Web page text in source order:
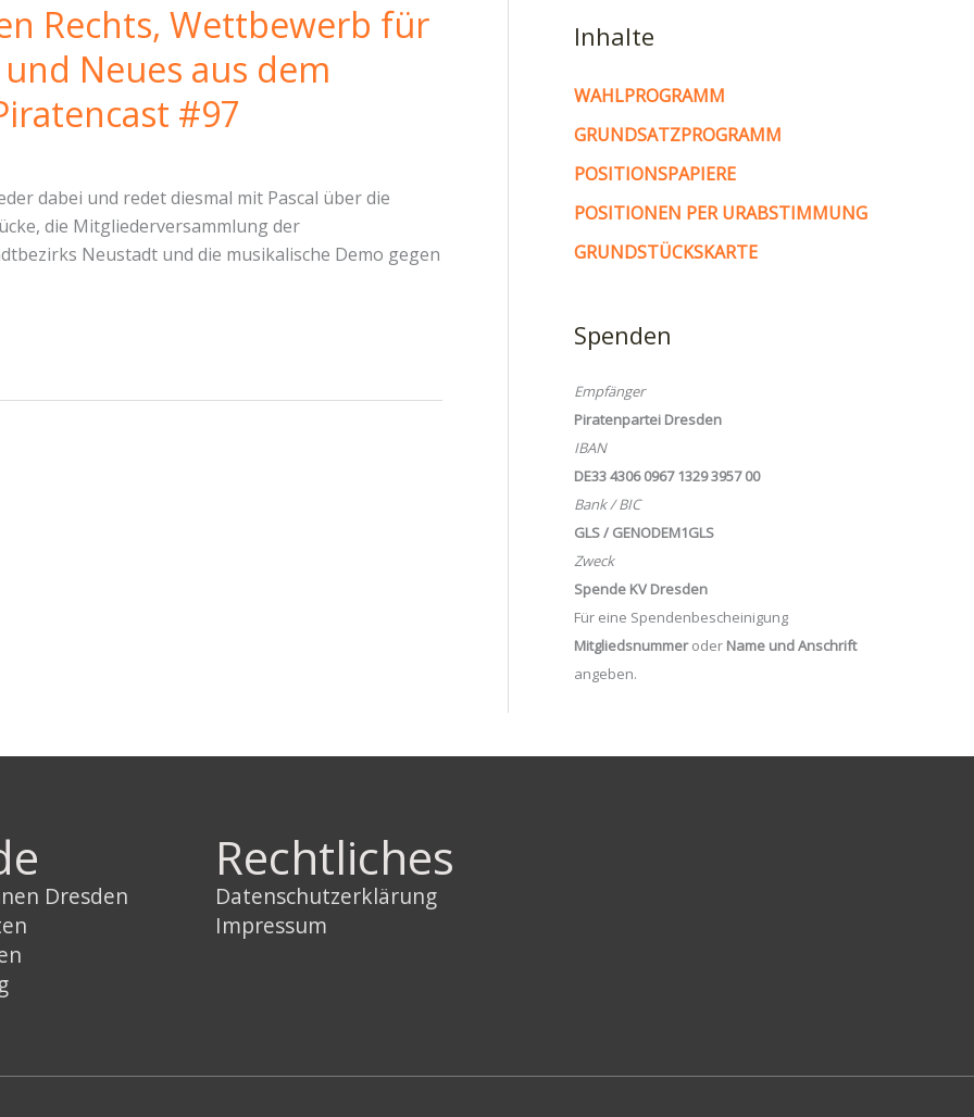
Rechts, Wettbewerb für
Neues aus dem
#97
dabei und redet diesmal mit Pascal über die
die Mitgliederversammlung der
Neustadt und die musikalische Demo gegen
Inhalte
WAHLPROGRAMM
GRUNDSATZPROGRAMM
POSITIONSPAPIERE
POSITIONEN PER URABSTIMMUNG
GRUNDSTÜCKSKARTE
Spenden
Empfänger
Piratenpartei Dresden
IBAN
DE33 4306 0967 1329 3957 00
Bank / BIC
GLS / GENODEM1GLS
Zweck
Spende KV Dresden
Für eine Spendenbescheinigung
Mitgliedsnummeroder Name und Anschrift
angeben.
Dresden
Rechtliches
Datenschutzerklärung
Impressum